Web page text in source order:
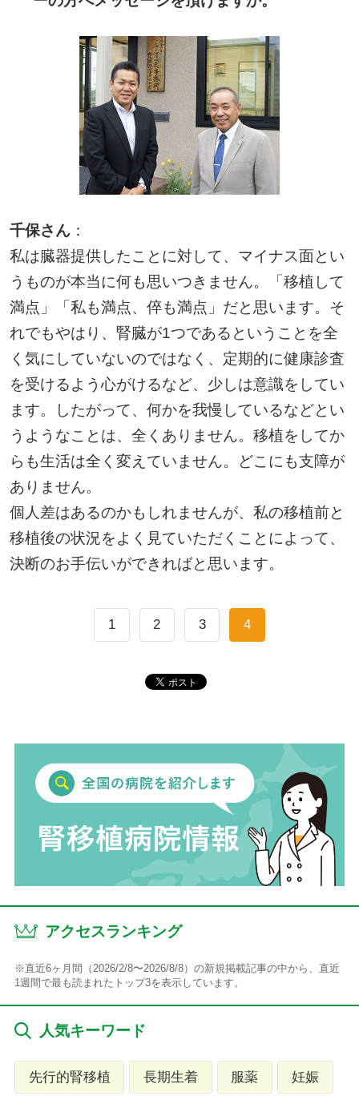
千保さん：
私は臓器提供したことに対して、マイナス面とい
うものが本当に何も思いつきません。「移植して
満点」「私も満点、倅も満点」だと思います。そ
れでもやはり、腎臓が1つであるということを全
く気にしていないのではなく、定期的に健康診査
を受けるよう心がけるなど、少しは意識をしてい
ます。したがって、何かを我慢しているなどとい
うようなことは、全くありません。移植をしてか
らも生活は全く変えていません。どこにも支障が
ありません。
個人差はあるのかもしれませんが、私の移植前と
移植後の状況をよく見ていただくことによって、
決断のお手伝いができればと思います。
1 2 3 4
アクセスランキング
※直近6ヶ月間（2026/2/8〜2026/8/8）の新規掲載記事の中から、直近
1週間で最も読まれたトップ3を表示しています。
人気キーワード
先行的腎移植 長期生着 服薬 妊娠